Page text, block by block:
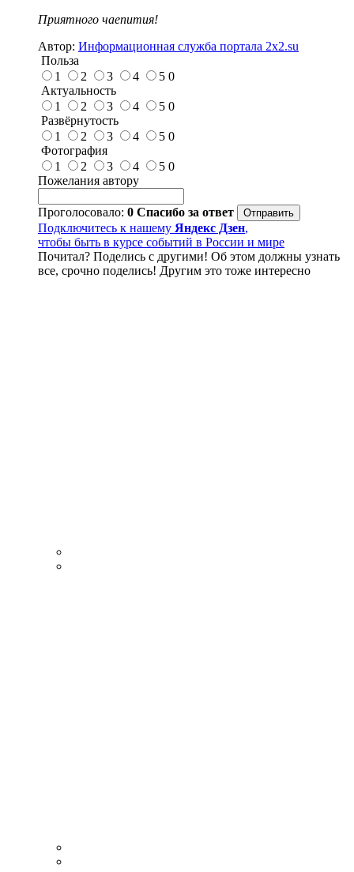
Приятного чаепития!
Автор: Информационная служба портала 2x2.su
Польза
1
2 3 4 5 0
Актуальность
1
2 3 4 5 0
Развёрнутость
1
2 3 4 5 0
Фотография
1
2 3 4 5 0
Пожелания автору
Проголосовало: 0 Спасибо за ответ
Подключитесь к нашему Яндекс Дзен,
чтобы быть в курсе событий в России и мире
Почитал? Поделись с другими! Об этом должны узнать
все, срочно поделись! Другим это тоже интересно